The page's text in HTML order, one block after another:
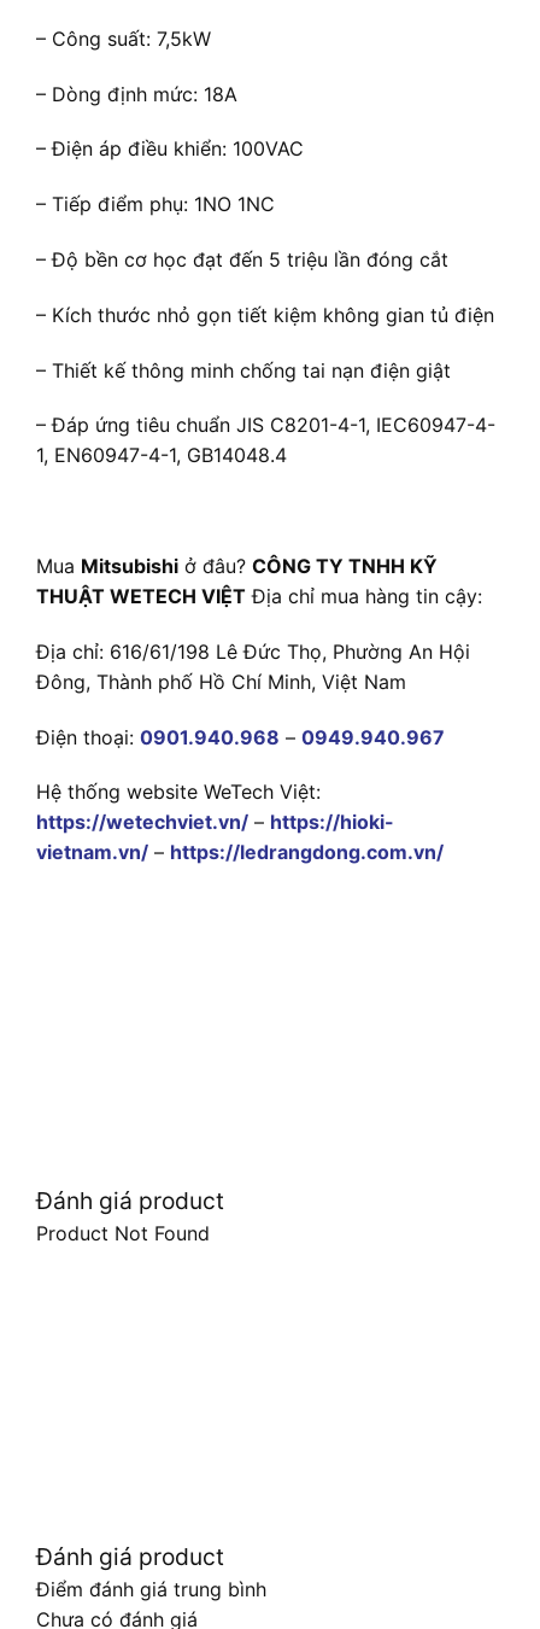
– Công suất: 7,5kW
– Dòng định mức: 18A
– Điện áp điều khiển: 100VAC
– Tiếp điểm phụ: 1NO 1NC
– Độ bền cơ học đạt đến 5 triệu lần đóng cắt
– Kích thước nhỏ gọn tiết kiệm không gian tủ điện
– Thiết kế thông minh chống tai nạn điện giật
– Đáp ứng tiêu chuẩn JIS C8201-4-1, IEC60947-4-
1, EN60947-4-1, GB14048.4
Mua Mitsubishi ở đâu? CÔNG TY TNHH KỸ
THUẬT WETECH VIỆT Địa chỉ mua hàng tin cậy:
Địa chỉ: 616/61/198 Lê Đức Thọ, Phường An Hội
Đông, Thành phố Hồ Chí Minh, Việt Nam
Điện thoại: 0901.940.968 – 0949.940.967
Hệ thống website WeTech Việt:
https://wetechviet.vn/ – https://hioki-
vietnam.vn/ – https://ledrangdong.com.vn/
Đánh giá product
Product Not Found
Đánh giá product
Điểm đánh giá trung bình
Chưa có đánh giá